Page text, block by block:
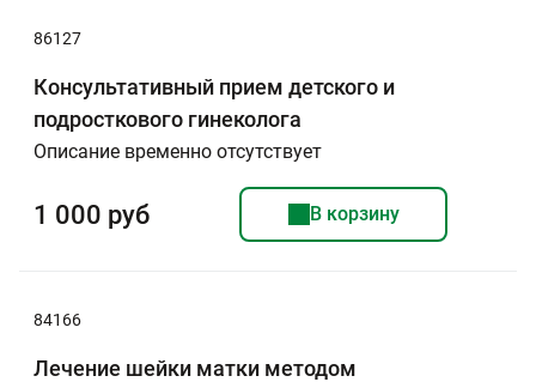
86127
Консультативный прием детского и
подросткового гинеколога
Описание временно отсутствует
1 000 руб В корзину
84166
Лечение шейки матки методом